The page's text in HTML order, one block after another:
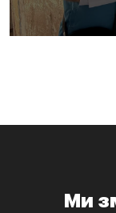
Ми